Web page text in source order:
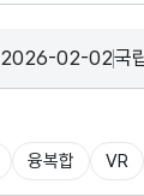
등록일
2026-02-02
수
융복합 VR